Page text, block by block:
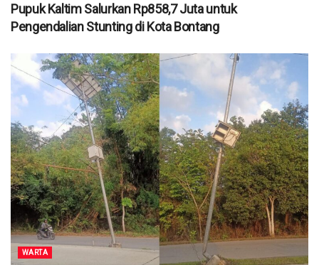
Pupuk Kaltim Salurkan Rp858,7 Juta untuk
Pengendalian Stunting di Kota Bontang
WARTA